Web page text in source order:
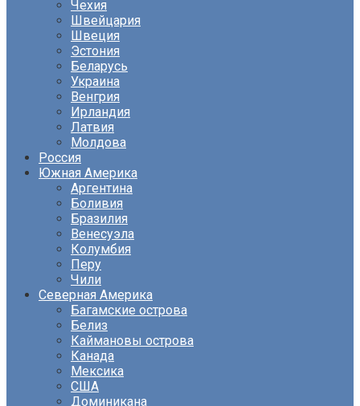
Чехия
Швейцария
Швеция
Эстония
Беларусь
Украина
Венгрия
Ирландия
Латвия
Молдова
Россия
Южная Америка
Аргентина
Боливия
Бразилия
Венесуэла
Колумбия
Перу
Чили
Северная Америка
Багамские острова
Белиз
Каймановы острова
Канада
Мексика
США
Доминикана